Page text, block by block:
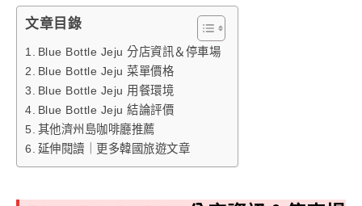
文章目錄
Blue Bottle Jeju 分店資訊＆停車場
Blue Bottle Jeju 菜單價格
Blue Bottle Jeju 用餐環境
Blue Bottle Jeju 結論評價
其他濟州島咖啡廳推薦
延伸閱讀｜更多韓國旅遊文章